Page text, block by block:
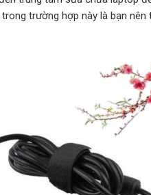
trường hợp này là bạn